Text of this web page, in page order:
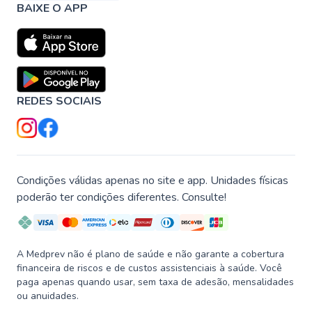
BAIXE O APP
REDES SOCIAIS
Condições válidas apenas no site e app. Unidades físicas
poderão ter condições diferentes. Consulte!
A Medprev não é plano de saúde e não garante a cobertura
financeira de riscos e de custos assistenciais à saúde. Você
paga apenas quando usar, sem taxa de adesão, mensalidades
ou anuidades.